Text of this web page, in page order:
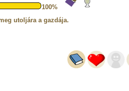
100%
utoljára a gazdája.